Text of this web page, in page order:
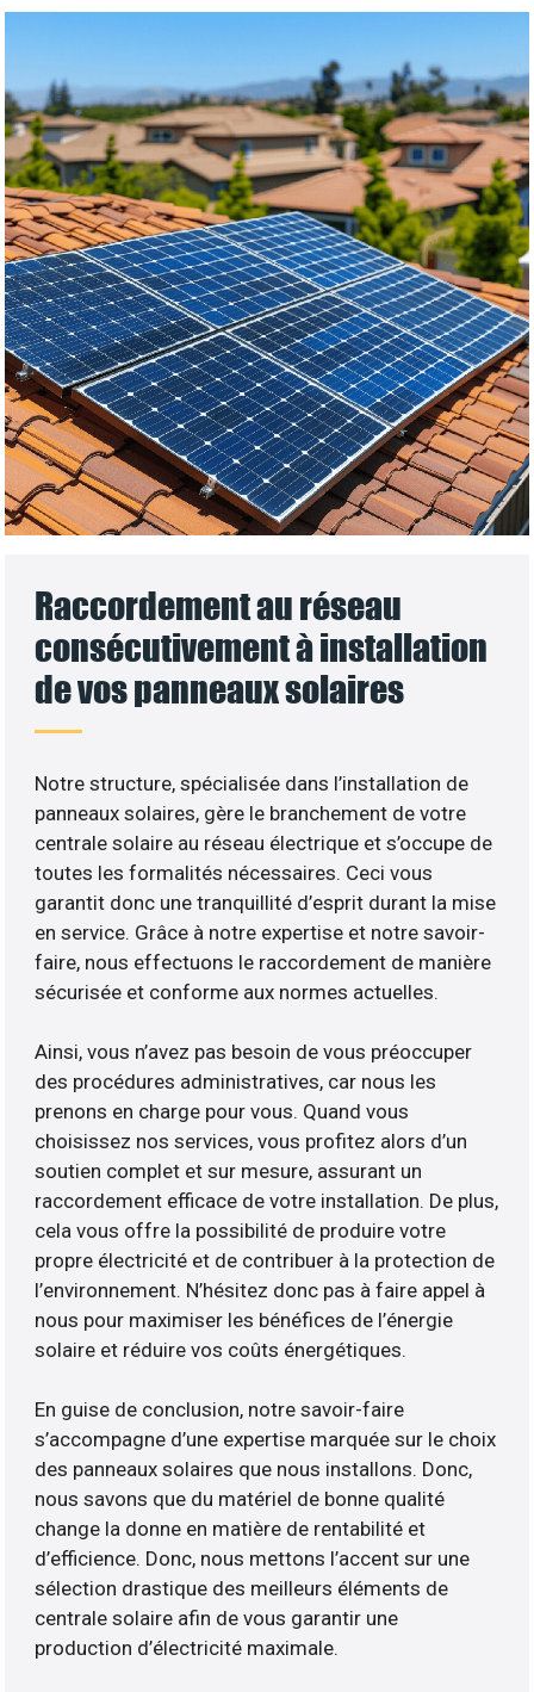
Raccordement au réseau
consécutivement à installation
de vos panneaux solaires
Notre structure, spécialisée dans l’installation de
panneaux solaires, gère le branchement de votre
centrale solaire au réseau électrique et s’occupe de
toutes les formalités nécessaires. Ceci vous
garantit donc une tranquillité d’esprit durant la mise
en service. Grâce à notre expertise et notre savoir-
faire, nous effectuons le raccordement de manière
sécurisée et conforme aux normes actuelles.
Ainsi, vous n’avez pas besoin de vous préoccuper
des procédures administratives, car nous les
prenons en charge pour vous. Quand vous
choisissez nos services, vous profitez alors d’un
soutien complet et sur mesure, assurant un
raccordement efficace de votre installation. De plus,
cela vous offre la possibilité de produire votre
propre électricité et de contribuer à la protection de
l’environnement. N’hésitez donc pas à faire appel à
nous pour maximiser les bénéfices de l’énergie
solaire et réduire vos coûts énergétiques.
En guise de conclusion, notre savoir-faire
s’accompagne d’une expertise marquée sur le choix
des panneaux solaires que nous installons. Donc,
nous savons que du matériel de bonne qualité
change la donne en matière de rentabilité et
d’efficience. Donc, nous mettons l’accent sur une
sélection drastique des meilleurs éléments de
centrale solaire afin de vous garantir une
production d’électricité maximale.